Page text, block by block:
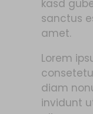
kasd
sanctus
amet.
Lorem
diam
invidunt